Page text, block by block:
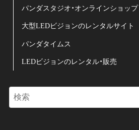
パンダスタジオ・オンラインショップ
大型LEDビジョンのレンタルサイト
パンダタイムス
LEDビジョンのレンタル・販売